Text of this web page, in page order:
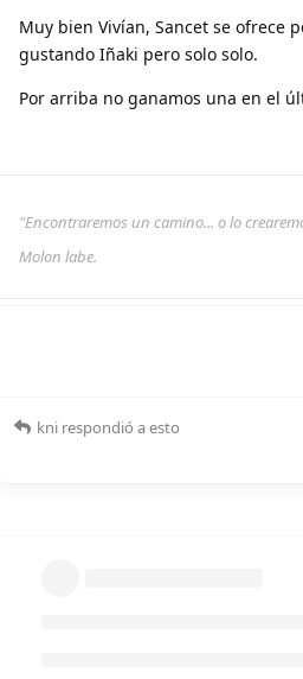
Muy bien Vivían, Sancet se ofrece
gustando Iñaki pero solo solo.
Por arriba no ganamos una en el
"Encontraremos un camino... o lo
Molon labe.
kni respondió a esto